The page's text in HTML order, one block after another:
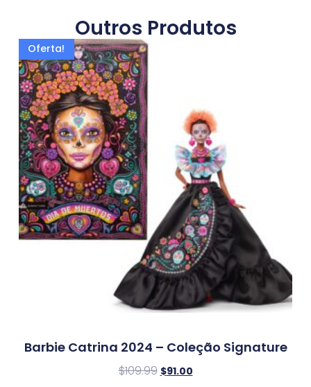
Outros Produtos
Oferta!
Barbie Catrina 2024 – Coleção Signature
$109.99 $91.00